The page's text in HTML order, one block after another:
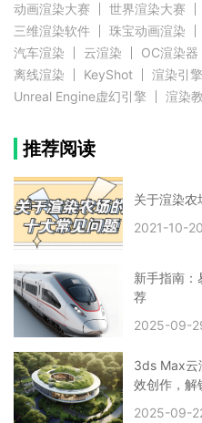
动画渲染大赛
世界渲染大赛
三维渲染软件
珠宝动画渲染
汽车渲染
云渲染 OC渲染器
离线渲染
KeyShot
渲染引擎
Unreal Engine虚幻引擎
渲染
推荐阅读
3D模型教程
云渲染农场使用教程
渲染图黑色
云渲染农场价格
建筑效果图渲染
渲染速度慢
CG角色制作心得
动画渲染
渲染技巧
雕刻3D模型
Blender云端渲染
maya渲染
Blender
CG渲染 渲染农场
3dmax云端渲染
渲染图
CG原画
clarisse教程
拟真人物制作
视觉特效
特效 VRay制作案
手动渲染农场
云渲染小课堂
推荐阅读
关于渲染农
2021-10-20
新手指南：
荐
2025-09-
3ds Max云
效创作，解
2025-09-